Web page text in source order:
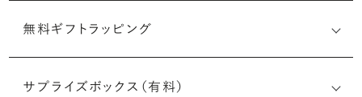
無料ギフトラッピング
サプライズボックス（有料）